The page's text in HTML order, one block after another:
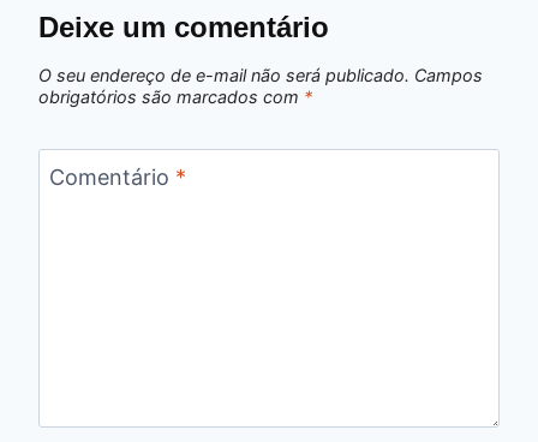
Deixe um comentário
O seu endereço de e-mail não será publicado. Campos
obrigatórios são marcados com *
Comentário *